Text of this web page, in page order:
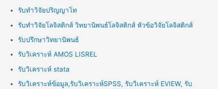
รับทำวิจัยปริญญาโท
รับทำวิจัยโลจิสติกส์ วิทยานิพนธ์โลจิสติกส์ หัวข้อวิจัยโลจิสติกส์
รับปรึกษาวิทยานิพนธ์
รับวิเคราะห์ AMOS LISREL
รับวิเคราะห์ stata
รับวิเคราะห์ข้อมูล,รับวิเคราะห์SPSS, รับวิเคราะห์ EVIEW, รับ